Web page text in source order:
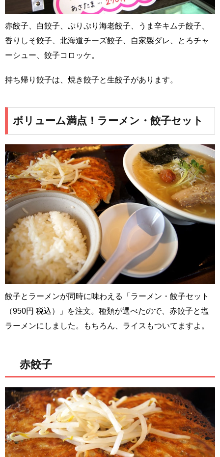
赤餃子、白餃子、ぷりぷり海老餃子、うま辛キムチ餃子、
香りしそ餃子、北海道チーズ餃子、自家製ダレ、とろチャ
ーシュー、餃子コロッケ。
持ち帰り餃子は、焼き餃子と生餃子があります。
ボリューム満点！ラーメン・餃子セット
餃子とラーメンが同時に味わえる「ラーメン・餃子セット
（950円 税込）」を注文。種類が選べたので、赤餃子と塩
ラーメンにしました。もちろん、ライスもついてますよ。
赤餃子